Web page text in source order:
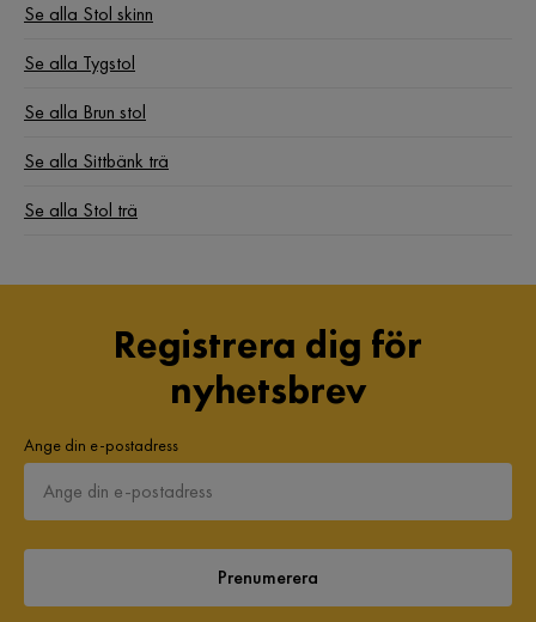
Se alla Stol skinn
Se alla Tygstol
Se alla Brun stol
Se alla Sittbänk trä
Se alla Stol trä
Registrera dig för
nyhetsbrev
Ange din e-postadress
Prenumerera